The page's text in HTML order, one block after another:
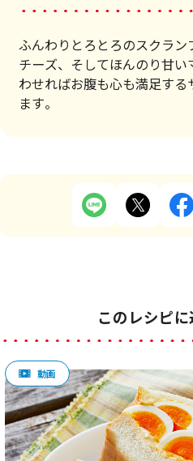
ふんわりとろとろのスクラ
チーズ、そしてほんのり甘
わせればお腹も心も満足す
ます。
このレシピ